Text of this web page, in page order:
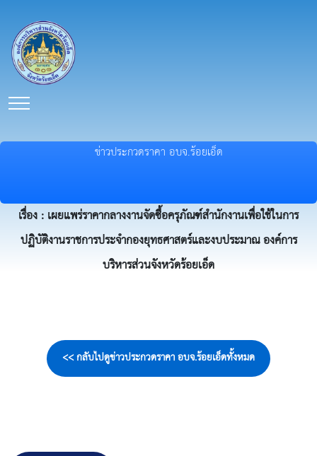
ข่าวประกวดราคา อบจ.ร้อยเอ็ด
เรื่อง : เผยแพร่ราคากลางงานจัดซื้อครุภัณฑ์สำนักงานเพื่อใช้ในการ
ปฏิบัติงานราชการประจำกองยุทธศาสตร์และงบประมาณ องค์การ
บริหารส่วนจังหวัดร้อยเอ็ด
<< กลับไปดูข่าวประกวดราคา อบจ.ร้อยเอ็ดทั้งหมด